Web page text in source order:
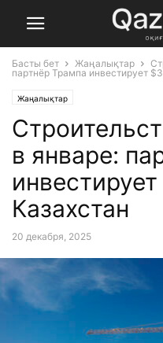
Басты бет Жаңалықтар
партнёр Трампа инвестирует
Жаңалықтар
в январе:
Казахстан
20 декабря, 2025